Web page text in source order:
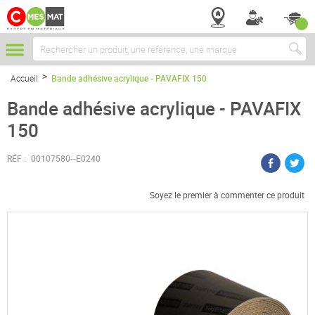
Chercher
Accueil Bande adhésive acrylique - PAVAFIX 150
Bande adhésive acrylique - PAVAFIX
150
RÉF : 00107580--E0240
Soyez le premier à commenter ce produit
Passer